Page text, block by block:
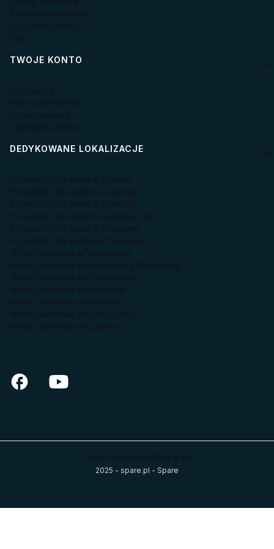
Polityka prywatności
Regulamin sklepu
FAQ
TWOJE KONTO
Logowanie
Moje zamówienia
Przechowalnia
Ustawienia konta
DEDYKOWANE LOKALIZACJE
Przedłużki do wideł w Toruniu
Przedłużki do wideł w Gliwicach
Przedłużki do wideł w Gdańsku
Przedłużki do wideł w Bydgoszczy
Przedłużki do wideł w Krakowie
Przedłużki do wideł we Wrocławiu
Wózki paletowe w Warszawie
Wózki paletowe Michałowice k/Warszawy
Wózki paletowe w Pruszkowie
Wózki paletowe w Krakowie
Wózki paletowe w Radomiu
Wózki paletowe w Bydgoszczy
Wózki paletowe w Lublinie
Sklep internetowy Shoper.pl
2025 - spare.pl - Spare